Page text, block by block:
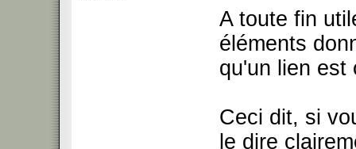
A toute fin
éléments
qu'un lien est
Ceci dit, si
le dire